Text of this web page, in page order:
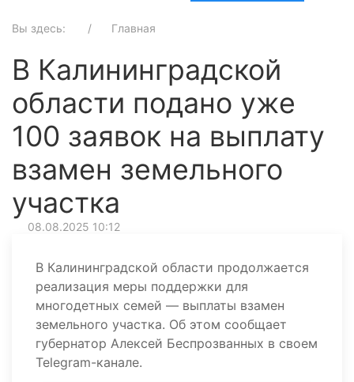
Вы здесь: Главная
В Калининградской
области подано уже
100 заявок на выплату
взамен земельного
участка
08.08.2025 10:12
В Калининградской области продолжается
реализация меры поддержки для
многодетных семей — выплаты взамен
земельного участка. Об этом сообщает
губернатор Алексей Беспрозванных в своем
Telegram-канале.